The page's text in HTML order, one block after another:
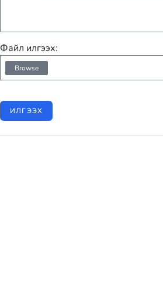
Файл илгээх:
Browse
ИЛГЭЭХ